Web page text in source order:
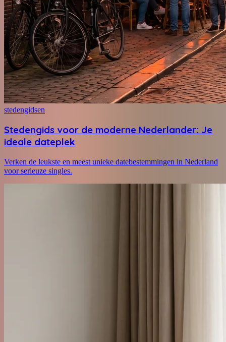
stedengidsen
Stedengids voor de moderne Nederlander: Je
ideale dateplek
Verken de leukste en meest unieke datebestemmingen in Nederland
voor serieuze singles.